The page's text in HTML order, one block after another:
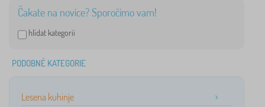
Čakate na novice? Sporočimo vam!
hlídat kategorii
PODOBNÉ KATEGORIE
Lesena kuhinje